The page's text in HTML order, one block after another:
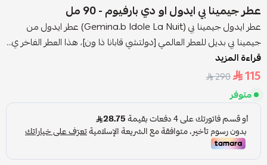
عطر جيمينا بي ايدول او دي بارفيوم - 90 مل
عطر ايدول جيمينا بي (Gemina.b Idole La Nuit) عطر ايدول من
جيمينا بي بديل للعطر العالمي [دولتشي قابانا ذا ون]، هذا العطر الفاخر ي...
قراءة المزيد
115
290
متوفر